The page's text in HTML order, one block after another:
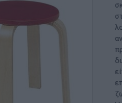
Βασικός εξοπλισμός &